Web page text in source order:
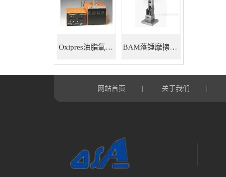
Oxipres油脂氧化稳定性仪 BAM落锤摩擦感度仪
网站首页 关于我们